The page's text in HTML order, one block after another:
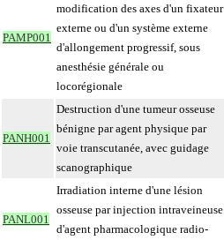
PAMP001
modification des axes d'un fixateur
externe ou d'un système externe
d'allongement progressif, sous
anesthésie générale ou
locorégionale
PANH001
Destruction d'une tumeur osseuse
bénigne par agent physique par
voie transcutanée, avec guidage
scanographique
PANL001
Irradiation interne d'une lésion
osseuse par injection intraveineuse
d'agent pharmacologique radio-